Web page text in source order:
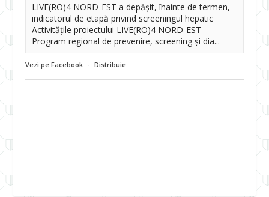
LIVE(RO)4 NORD-EST a depășit, înainte de termen,
indicatorul de etapă privind screeningul hepatic
Activitățile proiectului LIVE(RO)4 NORD-EST –
Program regional de prevenire, screening și dia...
Vezi pe Facebook · Distribuie